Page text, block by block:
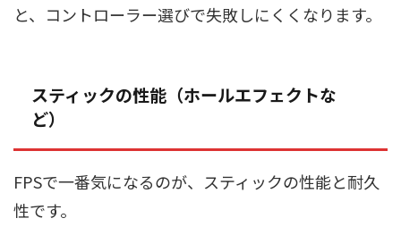
と、コントローラー選びで失敗しにくくなります。
スティックの性能（ホールエフェクトな
ど）
FPSで一番気になるのが、スティックの性能と耐久
性です。